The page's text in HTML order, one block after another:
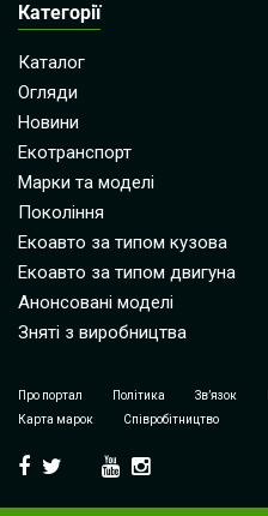
Категорії
Каталог
Огляди
Новини
Екотранспорт
Марки та моделі
Покоління
Екоавто за типом кузова
Екоавто за типом двигуна
Анонсовані моделі
Зняті з виробництва
Про портал Політика Зв’язок
Карта марок
Співробітництво